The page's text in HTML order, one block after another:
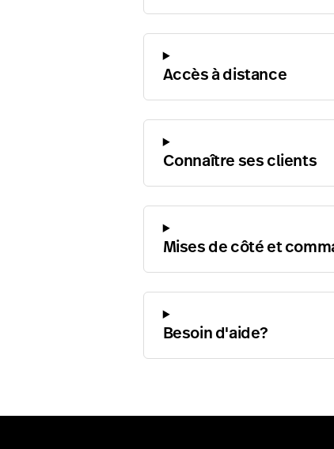
Accès à distance
Connaître ses clients
Mises de côté et
Besoin d'aide?